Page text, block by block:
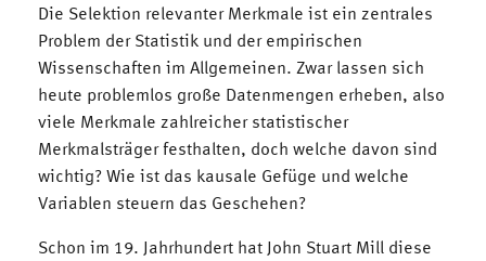
Die Selektion relevanter Merkmale ist ein zentrales
Problem der Statistik und der empirischen
Wissenschaften im Allgemeinen. Zwar lassen sich
heute problemlos große Datenmengen erheben, also
viele Merkmale zahlreicher statistischer
Merkmalsträger festhalten, doch welche davon sind
wichtig? Wie ist das kausale Gefüge und welche
Variablen steuern das Geschehen?
Schon im 19. Jahrhundert hat John Stuart Mill diese